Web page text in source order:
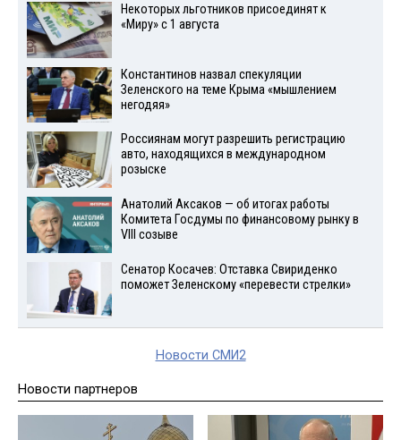
Некоторых льготников присоединят к
«Миру» с 1 августа
Константинов назвал спекуляции
Зеленского на теме Крыма «мышлением
негодяя»
Россиянам могут разрешить регистрацию
авто, находящихся в международном
розыске
Анатолий Аксаков — об итогах работы
Комитета Госдумы по финансовому рынку в
VIII созыве
Сенатор Косачев: Отставка Свириденко
поможет Зеленскому «перевести стрелки»
Новости СМИ2
Новости партнеров